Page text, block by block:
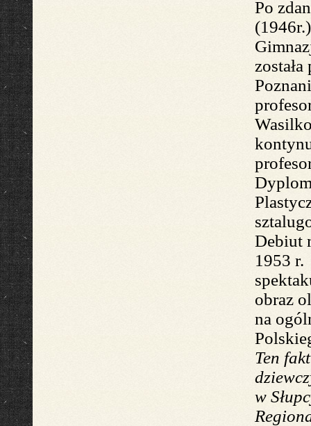
Po
Pozn
Debiut
1953
sp
obraz
na
Ten
w